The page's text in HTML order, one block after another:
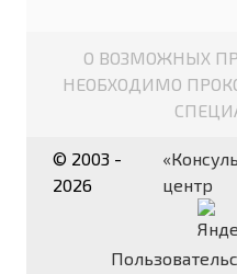
О ВОЗМОЖНЫХ
НЕОБХОДИМО
© 2003 -
2026
центр